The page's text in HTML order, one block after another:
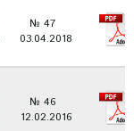
№ 47
03.04.2018
№ 46
12.02.2016